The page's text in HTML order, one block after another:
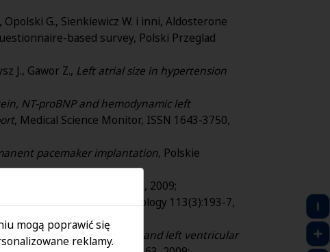
Opolski G., Sienkiewicz W. i inni, Aldosterone
based survey, Polski Przeglad
J., Gawor Z., Left atrial size in hypertension
NT-proBNP and hemodynamic left
, Medical Science Monitor, ISSN 1643-3750,
pacemaker implantation, Polskie
, Cardiology 114(2):115, 2009;
Asynchrony, Cardiology 113(3):193-7,
left atrial and left ventricular
mogą poprawić się
reklamy.